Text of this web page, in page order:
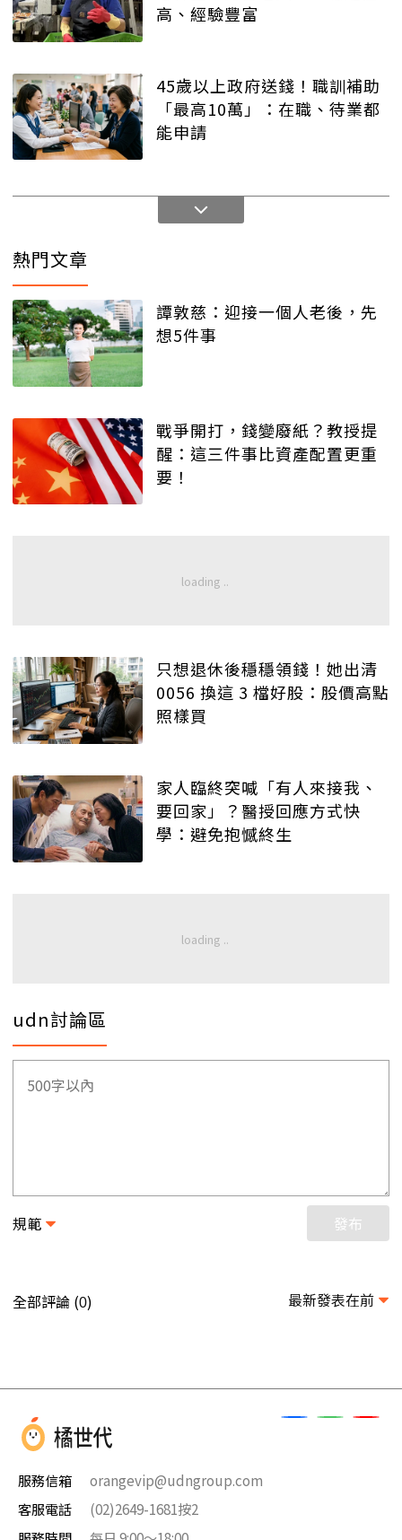
高、經驗豐富
45歲以上政府送錢！職訓補助
「最高10萬」：在職、待業都
能申請
熱門文章
譚敦慈：迎接一個人老後，先
想5件事
戰爭開打，錢變廢紙？教授提
醒：這三件事比資產配置更重
要！
只想退休後穩穩領錢！她出清
0056 換這 3 檔好股：股價高點
照樣買
家人臨終突喊「有人來接我、
要回家」？醫授回應方式快
學：避免抱憾終生
udn討論區
規範 發布
全部評論 (0) 最新發表在前
服務信箱
orangevip@udngroup.com
客服電話
(02)2649-1681按2